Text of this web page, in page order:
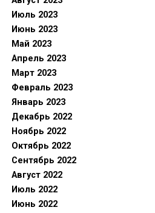
Июль 2023
Июнь 2023
Май 2023
Апрель 2023
Март 2023
Февраль 2023
Январь 2023
Декабрь 2022
Ноябрь 2022
Октябрь 2022
Сентябрь 2022
Август 2022
Июль 2022
Июнь 2022